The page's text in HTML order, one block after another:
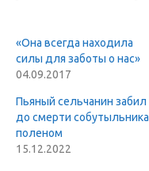
«Она всегда находила
силы для заботы о нас»
04.09.2017
Пьяный сельчанин забил
до смерти собутыльника
поленом
15.12.2022